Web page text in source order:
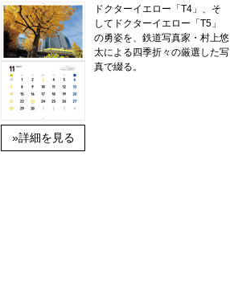
»詳細を見る
ドクターイエロー「T4」、そ
してドクターイエロー「T5」
の勇姿を、鉄道写真家・村上悠
太による四季折々の厳選した写
真で綴る。